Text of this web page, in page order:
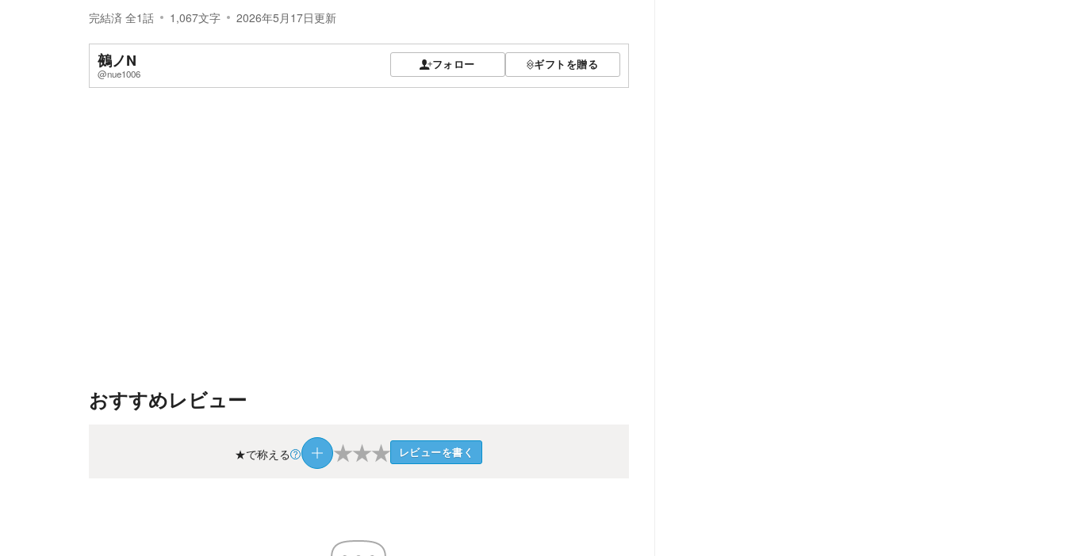
完結済 全1話 1,067文字 2026年5月17日更新
鵺ノN
@nue1006
フォロー ギフトを贈る
おすすめレビュー
★で称える ★★★ レビューを書く